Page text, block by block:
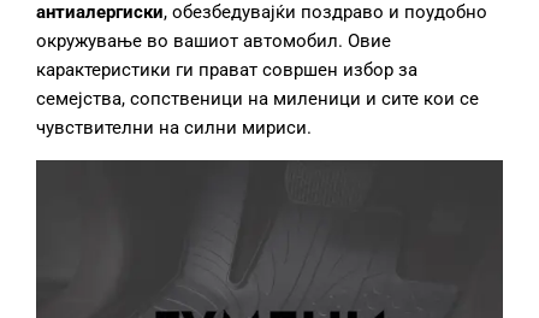
антиалергиски, обезбедувајќи поздраво и поудобно
окружување во вашиот автомобил. Овие
карактеристики ги прават совршен избор за
семејства, сопственици на миленици и сите кои се
чувствителни на силни мириси.